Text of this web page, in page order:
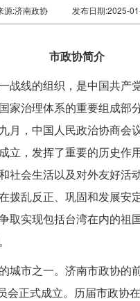
源:济南政协 发布日期:2025-
市政协简介
战线的组织，是中国共
家治理体系的重要组成部
，中国人民政治协商会
，发挥了重要的历史作
社会生活以及对外友好
拨乱反正、巩固和发展
实现包括台湾在内的祖
城市之一。济南市政协
正式成立。历届市政协